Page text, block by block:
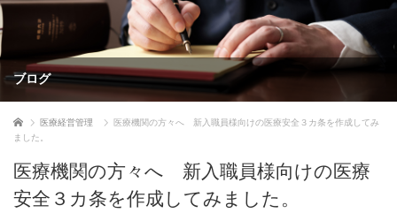
ブログ
ホーム 医療経営管理
医療機関の方々へ 新入職員様向けの医療安全３カ条を作成してみ
ました。
医療機関の方々へ 新入職員様向けの医療
安全３カ条を作成してみました。